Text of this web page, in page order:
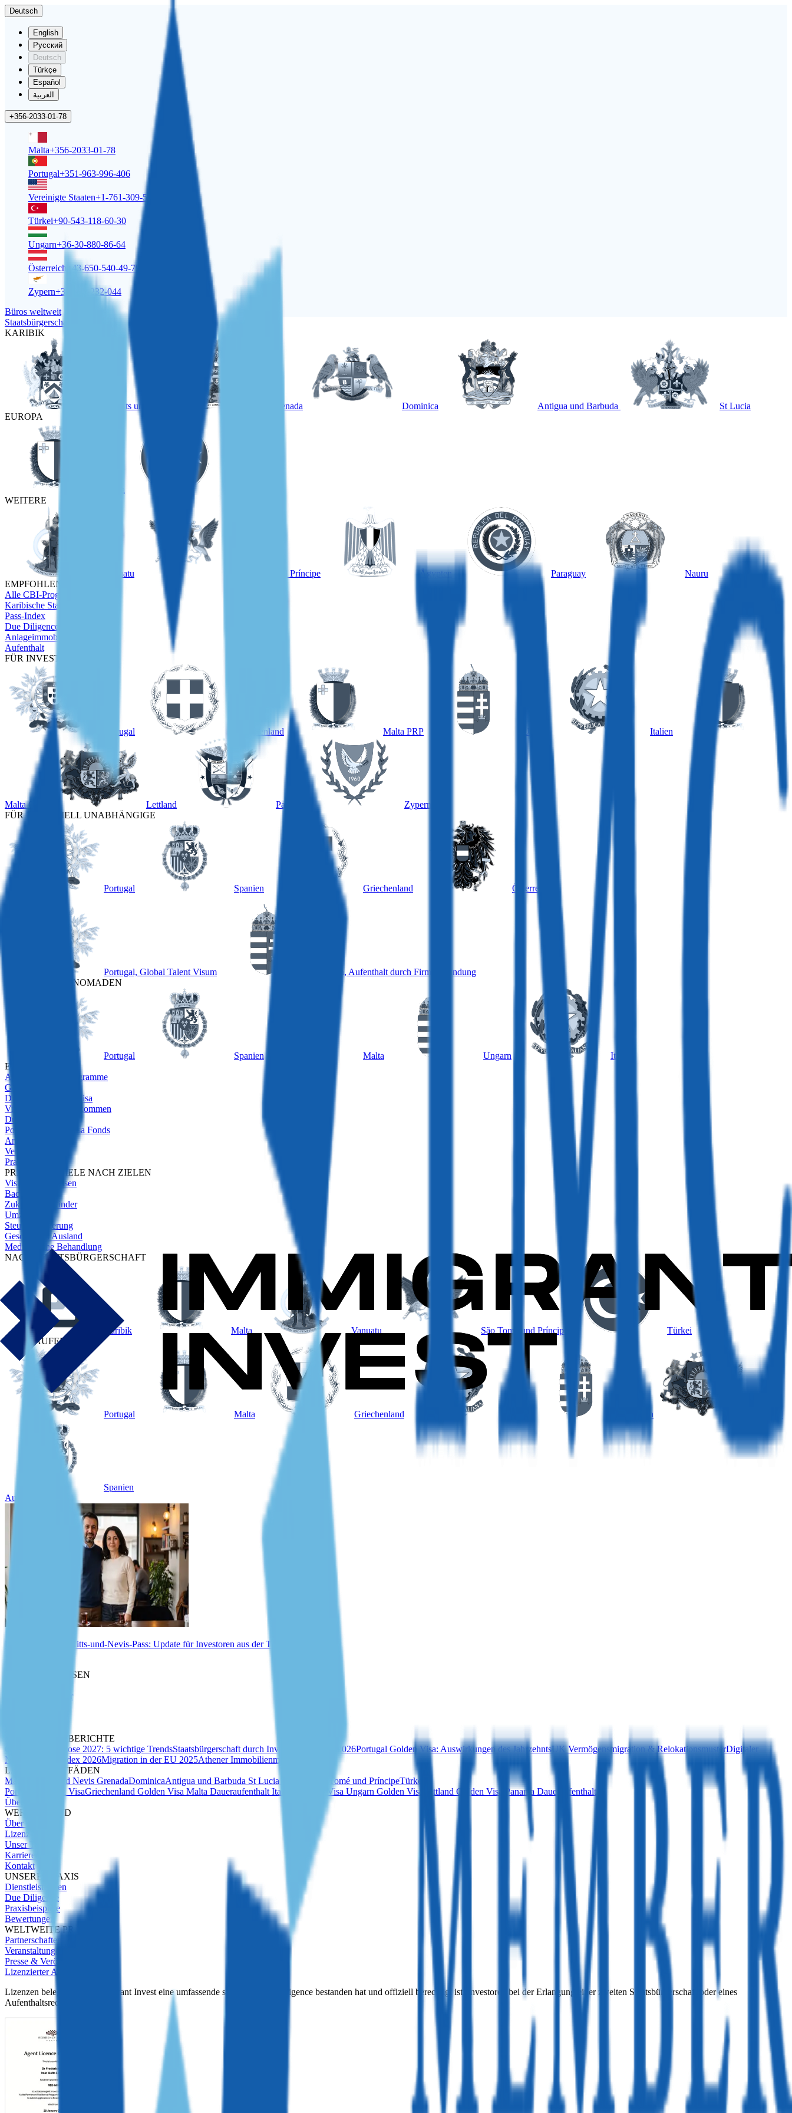
Deutsch
English
Русский
Deutsch
Türkçe
Español
العربية
+356-2033-01-78
Malta+356-2033-01-78
Portugal+351-963-996-406
Vereinigte Staaten+1-761-309-5158
Türkei+90-543-118-60-30
Ungarn+36-30-880-86-64
Österreich +43-650-540-49-79
Zypern+357-22-232-044
Büros weltweit
Staatsbürgerschaft
KARIBIK
St Kitts und Nevis Grenada Dominica Antigua und Barbuda
St Lucia
EUROPA
Malta
WEITERE
Vanuatu São Tomé und Príncipe Ägypten Paraguay
Nauru
EMPFOHLEN
Alle CBI-Programme
Karibische Staatsbürgerschaft
Pass-Index
Due Diligence
Anlageimmobilien
Aufenthalt
FÜR INVESTOREN
Portugal Griechenland Malta PRP Ungarn Italien
Malta GRP Lettland Panama
Zypern
FÜR FINANZIELL UNABHÄNGIGE
Portugal Spanien Griechenland
Österreich
ANDERE
Portugal, Global Talent Visum
Ungarn, Aufenthalt durch Firmengründung
FÜR DIGITALE NOMADEN
Portugal Spanien Malta Ungarn
Italien
EMPFOHLEN
Alle Aufenthaltsprogramme
Golden Visas Guide
Digitale Nomaden-Visa
Visa für passive Einkommen
Due Diligence
Portugal Golden Visa Fonds
Anlageimmobilien
Vergleich
Praxisbeispiele
PRAXISBEISPIELE NACH ZIELEN
Visumfreies Reisen
Backup-Plan
Zukunft der Kinder
Umzug
Steueroptimierung
Geschäft im Ausland
Medizinische Behandlung
NACH STAATSBÜRGERSCHAFT
Karibik Malta Vanuatu São Tomé und Príncipe
Türkei
NACH AUFENTHALT
Portugal Malta Griechenland Ungarn Lettland
Spanien
Ausgewählter Fall
Biometrie für St.-Kitts-und-Nevis-Pass: Update für Investoren aus der Türkei
MARKTANALYSEN
Migrations-Insider
ANALYSEN & BERICHTE
CBI-Marktprognose 2027: 5 wichtige TrendsStaatsbürgerschaft durch Investition im Jahr 2026Portugal Golden Visa: Auswirkungen des JahrzehntsUK Vermögensmigration & RelokationsmusterDigitaler
Nomadenvisa-Index 2026Migration in der EU 2025Athener Immobilienmarkt 2025
LÄNDER-LEITFÄDEN
Malta
St Kitts und Nevis GrenadaDominicaAntigua und Barbuda St Lucia São Tomé und PríncipeTürkei
Portugal Golden VisaGriechenland Golden Visa Malta Daueraufenthalt Italien Golden Visa Ungarn Golden Visa Lettland Golden Visa
Panama Daueraufenthalt
Über uns
WER WIR SIND
Über uns
Lizenzen
Unser Team
Karrieren
Kontakt
UNSERE PRAXIS
Dienstleistungen
Due Diligence
Praxisbeispiele
Bewertungen
WELTWEITE PRÄSENZ
Partnerschaften
Veranstaltungen
Presse & Veröffentlichungen
Lizenzierter Agent
Lizenzen belegen, dass Immigrant Invest eine umfassende staatliche Due Diligence bestanden hat und offiziell berechtigt ist, Investoren bei der Erlangung einer zweiten Staatsbürgerschaft oder eines
Aufenthaltsrechts zu vertreten.